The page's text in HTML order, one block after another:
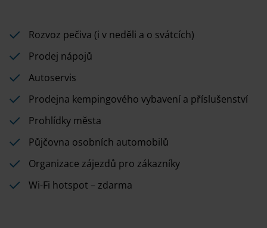
Rozvoz pečiva (i v neděli a o svátcích)
Prodej nápojů
Autoservis
Prodejna kempingového vybavení a příslušenství
Prohlídky města
Půjčovna osobních automobilů
Organizace zájezdů pro zákazníky
Wi-Fi hotspot – zdarma